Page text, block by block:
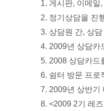
1. 게시판, 이메일
2. 정기상담을 진
3. 상담원 간, 상
4. 2009년 상담카
5. 2008 상담카드
6. 쉼터 방문 프로
7. 2009년 상반기
8. <2009 2기 레